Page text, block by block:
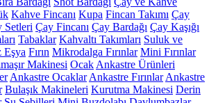
Kahve Fincanı Kupa Fincan Takımı Çay
Setleri Çay Fincanı Çay Bardağı Çay Kaşığı
Tabaklar Kahvaltı Takımları Suluk ve
Eşya Fırın Mikrodalga Fırınlar Mini Fırınlar
Makinesi Ocak Ankastre Ürünleri
Ankastre Ocaklar Ankastre Fırınlar Ankastre
Bulaşık Makineleri Kurutma Makinesi Derin